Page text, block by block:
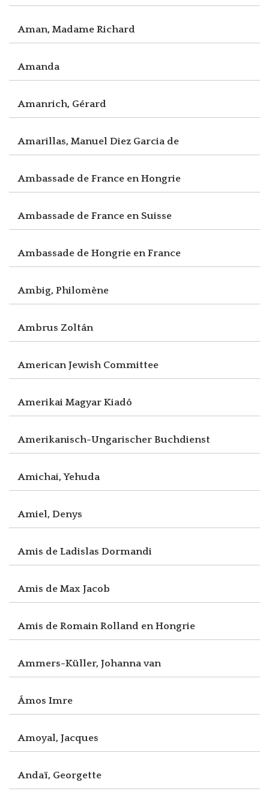
Aman, Madame Richard
Amanda
Amanrich, Gérard
Amarillas, Manuel Diez Garcia de
Ambassade de France en Hongrie
Ambassade de France en Suisse
Ambassade de Hongrie en France
Ambig, Philomène
Ambrus Zoltán
American Jewish Committee
Amerikai Magyar Kiadó
Amerikanisch-Ungarischer Buchdienst
Amichai, Yehuda
Amiel, Denys
Amis de Ladislas Dormandi
Amis de Max Jacob
Amis de Romain Rolland en Hongrie
Ammers-Küller, Johanna van
Ámos Imre
Amoyal, Jacques
Andaï, Georgette